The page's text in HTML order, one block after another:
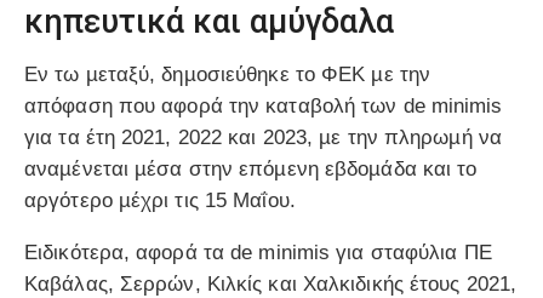
κηπευτικά και αµύγδαλα
Εν τω µεταξύ, δηµοσιεύθηκε το ΦΕΚ µε την
απόφαση που αφορά την καταβολή των de minimis
για τα έτη 2021, 2022 και 2023, µε την πληρωµή να
αναµένεται µέσα στην επόµενη εβδοµάδα και το
αργότερο µέχρι τις 15 Μαΐου.
Ειδικότερα, αφορά τα de minimis για σταφύλια ΠΕ
Καβάλας, Σερρών, Κιλκίς και Χαλκιδικής έτους 2021,